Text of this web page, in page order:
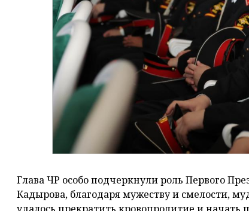
Глава ЧР особо подчеркнули роль Первого
Кадырова, благодаря мужеству и смелости,